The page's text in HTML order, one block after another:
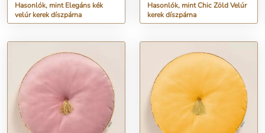
Hasonlók, mint Elegáns kék
velúr kerek díszpárna
Hasonlók, mint Chic Zöld Velúr
kerek díszpárna